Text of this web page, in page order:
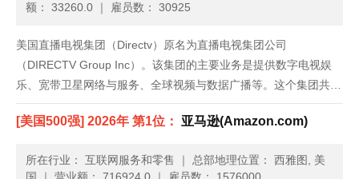
额： 33260.0 ｜ 雇员数： 30925
美国直播电视集团（Directv）原名为直播电视集团公司
（DIRECTV Group Inc）。该集团的主要业务是提供数字电视娱
乐、宽带卫星网络与服务、全球视频与数据广播等。这个集团共分
为两个部门：DIRECTV美国与DIRECTV拉丁美洲。DIRECTV美国
部门在美国提供数字高清直播电视卫星（DT......
[美国500强] 2026年 第1位： 亚马逊(Amazon.com)
所在行业： 互联网服务和零售 ｜ 总部地理位置： 西雅图, 美